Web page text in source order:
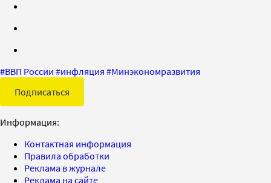
#ВВП России #инфляция #Минэкономразвития
Подписаться
Информация:
Контактная информация
Правила обработки
Реклама в журнале
Реклама на сайте